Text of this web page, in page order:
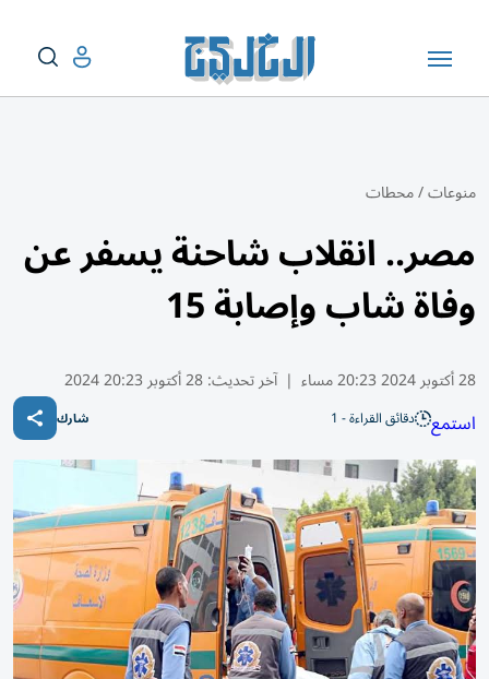
منوعات/محطات
مصر.. انقلاب شاحنة يسفر عن
وفاة شاب وإصابة 15
28 أكتوبر 2024 20:23 مساء | آخر تحديث:28 أكتوبر 20:23 2024
استمع دقائق القراءة - 1 شارك